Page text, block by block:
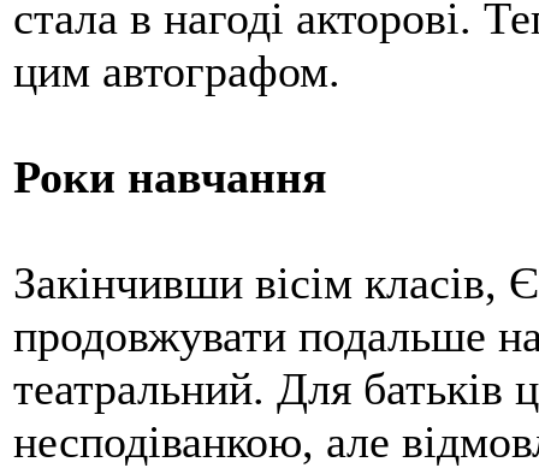
стала в нагоді акторові.
цим автографом.
Роки навчання
Закінчивши вісім класів,
продовжувати подальше
театральний. Для батьків
несподіванкою, але